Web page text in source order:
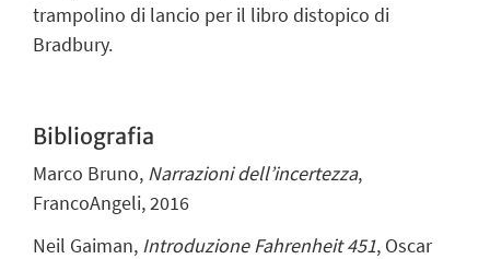
trampolino di lancio per il libro distopico di
Bradbury.
Bibliografia
Marco Bruno, Narrazioni dell’incertezza,
FrancoAngeli, 2016
Neil Gaiman, Introduzione Fahrenheit 451, Oscar